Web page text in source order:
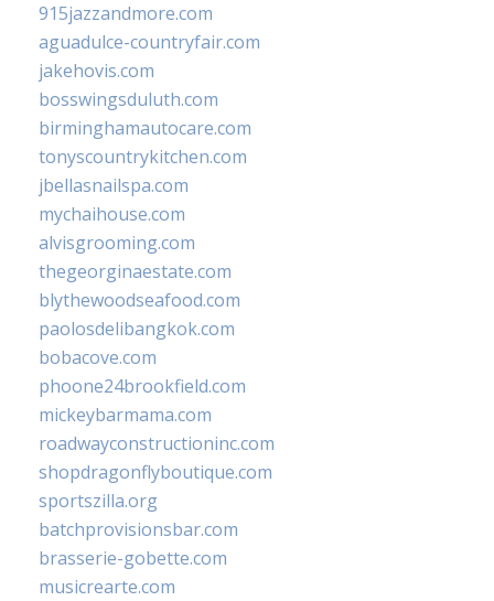
915jazzandmore.com
aguadulce-countryfair.com
jakehovis.com
bosswingsduluth.com
birminghamautocare.com
tonyscountrykitchen.com
jbellasnailspa.com
mychaihouse.com
alvisgrooming.com
thegeorginaestate.com
blythewoodseafood.com
paolosdelibangkok.com
bobacove.com
phoone24brookfield.com
mickeybarmama.com
roadwayconstructioninc.com
shopdragonflyboutique.com
sportszilla.org
batchprovisionsbar.com
brasserie-gobette.com
musicrearte.com